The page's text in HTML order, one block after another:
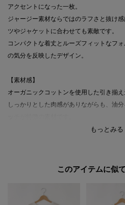
アクセントになった一枚。
ジャージー素材ならではのラフさと抜け
ツやジャケットに合わせても素敵です。
コンパクトな着丈とルーズフィットなフ
の気分を反映したデザイン。
【素材感】
オーガニックコットンを使用した引き揃え
しっかりとした肉感がありながらも、油
箔プリントを施しトレンド感のある商品に
※照明の関係により、実際よりも色味が
が異なる場合もございます。
このアイテムに似